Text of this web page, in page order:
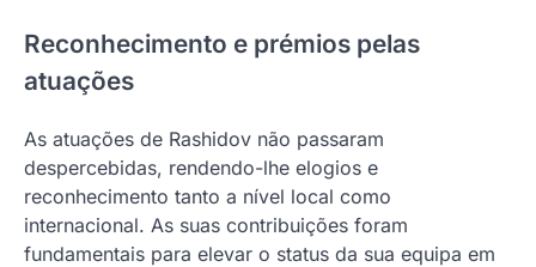
Reconhecimento e prémios pelas
atuações
As atuações de Rashidov não passaram
despercebidas, rendendo-lhe elogios e
reconhecimento tanto a nível local como
internacional. As suas contribuições foram
fundamentais para elevar o status da sua equipa em